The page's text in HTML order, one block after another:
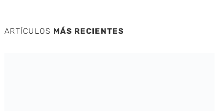
ARTÍCULOS MÁS RECIENTES